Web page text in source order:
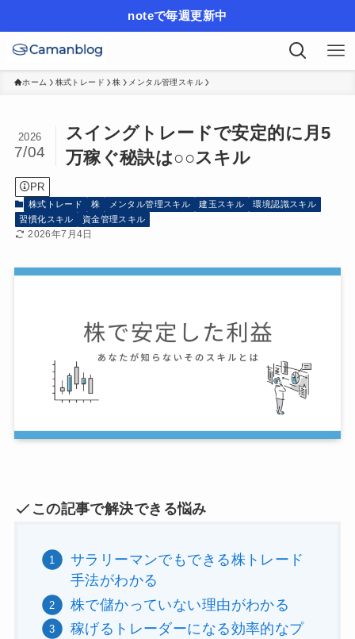
noteで毎週更新中
ホーム 株式トレード 株 メンタル管理スキル
スイングトレードで安定的に月5
万稼ぐ秘訣は○○スキル
2026
7/04
PR
株式トレード 株 メンタル管理スキル 建玉スキル
環境認識スキル
習慣化スキル
資金管理スキル
2026年7月4日
この記事で解決できる悩み
サラリーマンでもできる株トレード
手法がわかる
株で儲かっていない理由がわかる
稼げるトレーダーになる効率的なプ